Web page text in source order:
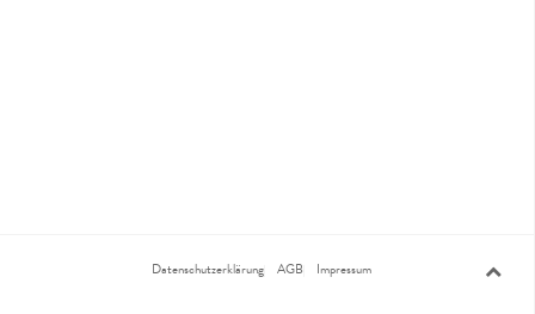
Datenschutzerklärung AGB Impressum